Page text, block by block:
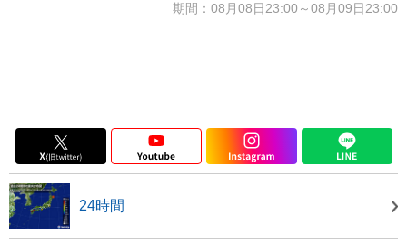
期間：08月08日23:00～08月09日23:00
24時間